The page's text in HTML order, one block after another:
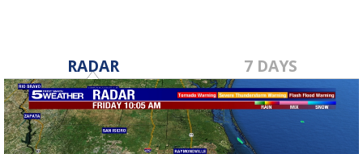
RADAR 7 DAYS